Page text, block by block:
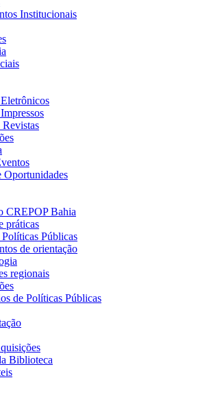
Institucionais
Revistas
Oportunidades
CREPOP Bahia
práticas
Públicas
de orientação
regionais
de Políticas Públicas
Biblioteca